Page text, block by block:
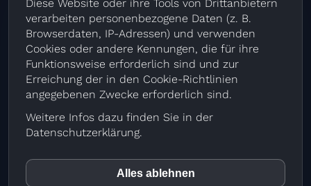
Firmensitz
Greiner coaching & media GmbH
Stadlberg 1 | 94344 Wiesenfelden
Telefon09966-3769995
info@video4net.de
Büro München
Am Forst 2 | 82166 Gräfelfing / München
Telefon 089-65102150
info@video4net.de
Diese Website oder ihre Tools von Drittanbietern
verarbeiten personenbezogene Daten (z. B.
Browserdaten, IP-Adressen) und verwenden
Cookies oder andere Kennungen, die für ihre
Funktionsweise erforderlich sind und zur
Erreichung der in den Cookie-Richtlinien
angegebenen Zwecke erforderlich sind.
Weitere Infos dazu finden Sie in der
Datenschutzerklärung.
Alles ablehnen